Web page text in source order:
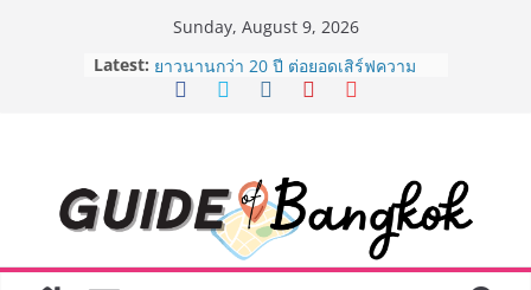
Sunday, August 9, 2026
Latest: AirAsia X SEE FAH พันธมิตรทางธุรกิจ
ยาวนานกว่า 20 ปี ต่อยอดเสิร์ฟความ
“BIO TRADE CONNECT 2026” ยก
ระดับผลิตภัณฑ์ท้องถิ่นสู่ตลาดเชิง
พาณิชย์อย่างยั่งยืน
LORDNINE จัดศึกคนดังสายเกม ไทย
ปะทะ ฟิลิปปินส์ ใน “Rise of the Tenth